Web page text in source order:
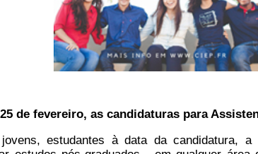
de fevereiro, as candidaturas para
jovens, estudantes à data da candidatura,